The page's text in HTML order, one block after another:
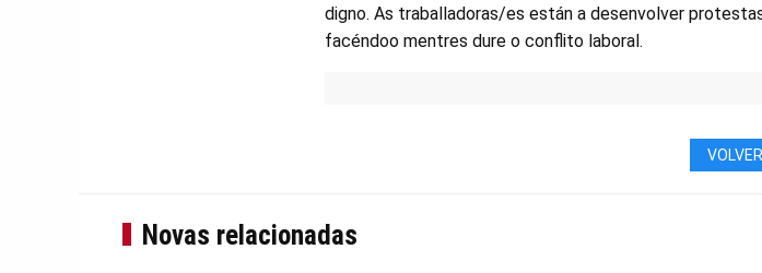
digno. As traballadoras/es están a desenvolver
facéndoo mentres dure o conflito laboral.
VOLVER
Novas relacionadas